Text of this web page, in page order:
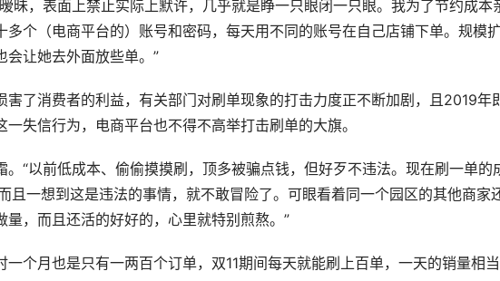
昧，表面上禁止实际上默许，几乎就是睁一只眼闭一只眼。我为了节约成本
个（电商平台的）账号和密码，每天用不同的账号在自己店铺下单。规模
会让她去外面放些单。”
害了消费者的利益，有关部门对刷单现象的打击力度正不断加剧，且2019年
失信行为，电商平台也不得不高举打击刷单的大旗。
“以前低成本、偷偷摸摸刷，顶多被骗点钱，但好歹不违法。现在刷一单的
且一想到这是违法的事情，就不敢冒险了。可眼看着同一个园区的其他商家
，而且还活的好好的，心里就特别煎熬。”
个月也是只有一两百个订单，双11期间每天就能刷上百单，一天的销量相